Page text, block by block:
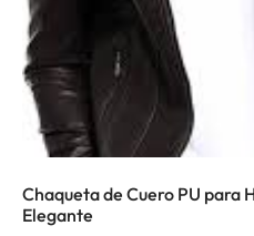
Chaqueta de Cuero PU para
Elegante